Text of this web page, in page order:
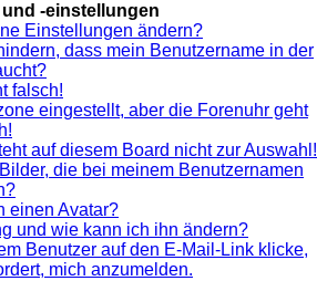
-einstellungen
Einstellungen ändern?
dass mein Benutzername in der
falsch!
eingestellt, aber die Forenuhr geht
auf diesem Board nicht zur Auswahl!
die bei meinem Benutzernamen
einen Avatar?
und wie kann ich ihn ändern?
Benutzer auf den E-Mail-Link klicke,
mich anzumelden.